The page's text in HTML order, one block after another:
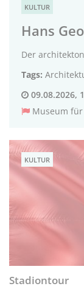
KULTUR
Hans
Der
Tags:
09.08.2026,
Museum für
KULTUR
Stadiontour